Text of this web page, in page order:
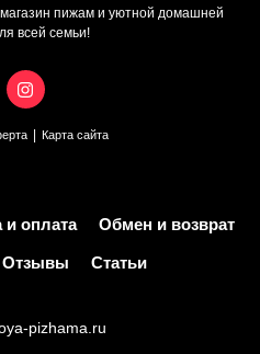
пижам и уютной домашней
всей семьи!
| Карта сайта
и оплата Обмен и возврат
Отзывы Статьи
pizhama.ru